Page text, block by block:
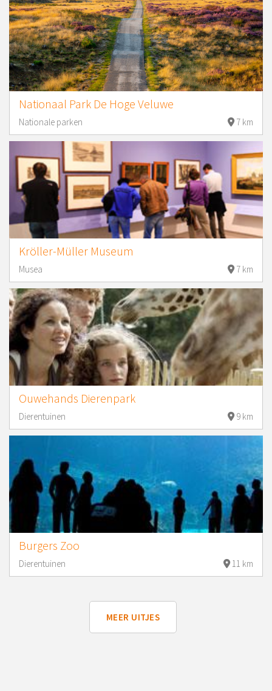
Nationaal Park De Hoge Veluwe
Nationale parken 7 km
Kröller-Müller Museum
Musea 7 km
Ouwehands Dierenpark
Dierentuinen 9 km
Burgers Zoo
Dierentuinen 11 km
MEER UITJES